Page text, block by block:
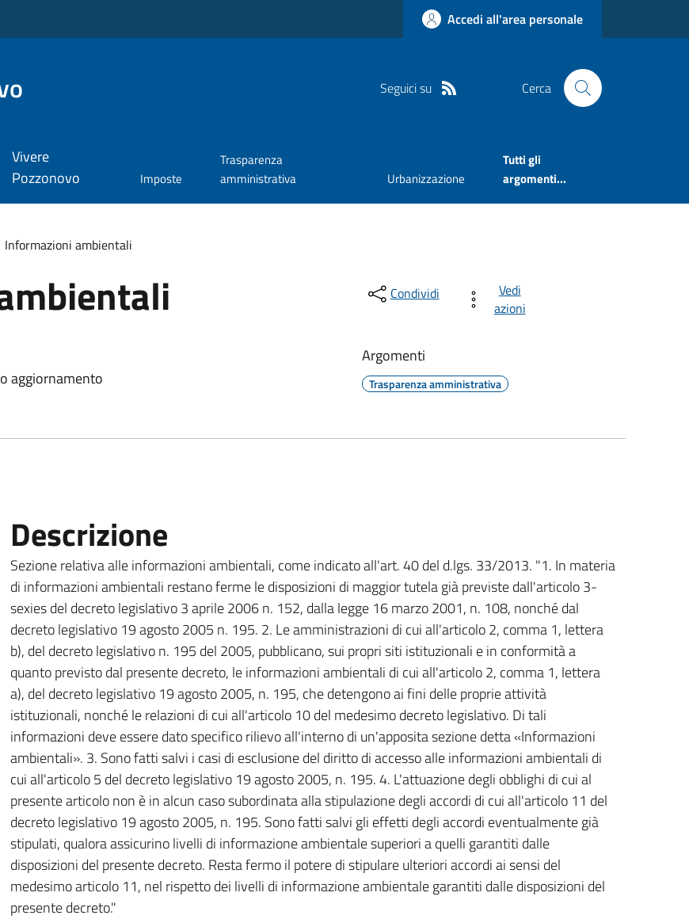
Accedi all'area personale
Seguici su Cerca
Vivere
Pozzonovo
Imposte
Trasparenza
amministrativa
Urbanizzazione
Tutti gli
argomenti...
Informazioni ambientali
aggiornamento
Condividi
Vedi
azioni
Argomenti
Trasparenza amministrativa
Descrizione
Sezione relativa alle informazioni ambientali, come indicato all'art. 40 del d.lgs. 33/2013. "1. In materia
di informazioni ambientali restano ferme le disposizioni di maggior tutela già previste dall'articolo 3-
sexies del decreto legislativo 3 aprile 2006 n. 152, dalla legge 16 marzo 2001, n. 108, nonché dal
decreto legislativo 19 agosto 2005 n. 195. 2. Le amministrazioni di cui all'articolo 2, comma 1, lettera
b), del decreto legislativo n. 195 del 2005, pubblicano, sui propri siti istituzionali e in conformità a
quanto previsto dal presente decreto, le informazioni ambientali di cui all'articolo 2, comma 1, lettera
a), del decreto legislativo 19 agosto 2005, n. 195, che detengono ai fini delle proprie attività
istituzionali, nonché le relazioni di cui all'articolo 10 del medesimo decreto legislativo. Di tali
informazioni deve essere dato specifico rilievo all'interno di un'apposita sezione detta «Informazioni
ambientali». 3. Sono fatti salvi i casi di esclusione del diritto di accesso alle informazioni ambientali di
cui all'articolo 5 del decreto legislativo 19 agosto 2005, n. 195. 4. L'attuazione degli obblighi di cui al
presente articolo non è in alcun caso subordinata alla stipulazione degli accordi di cui all'articolo 11 del
decreto legislativo 19 agosto 2005, n. 195. Sono fatti salvi gli effetti degli accordi eventualmente già
stipulati, qualora assicurino livelli di informazione ambientale superiori a quelli garantiti dalle
disposizioni del presente decreto. Resta fermo il potere di stipulare ulteriori accordi ai sensi del
medesimo articolo 11, nel rispetto dei livelli di informazione ambientale garantiti dalle disposizioni del
presente decreto."